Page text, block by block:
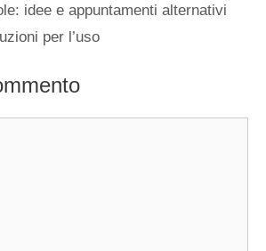
idee e appuntamenti alternativi
per l’uso